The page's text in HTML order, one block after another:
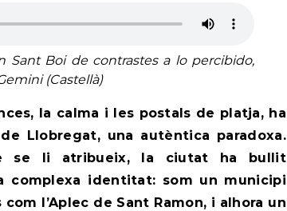
Sant Boi de contrastes a lo percibido,
(Castellà)
la calma i les postals de platja, ha
Llobregat, una autèntica paradoxa.
se li atribueix, la ciutat ha bullit
complexa identitat: som un municipi
l’Aplec de Sant Ramon, i alhora un